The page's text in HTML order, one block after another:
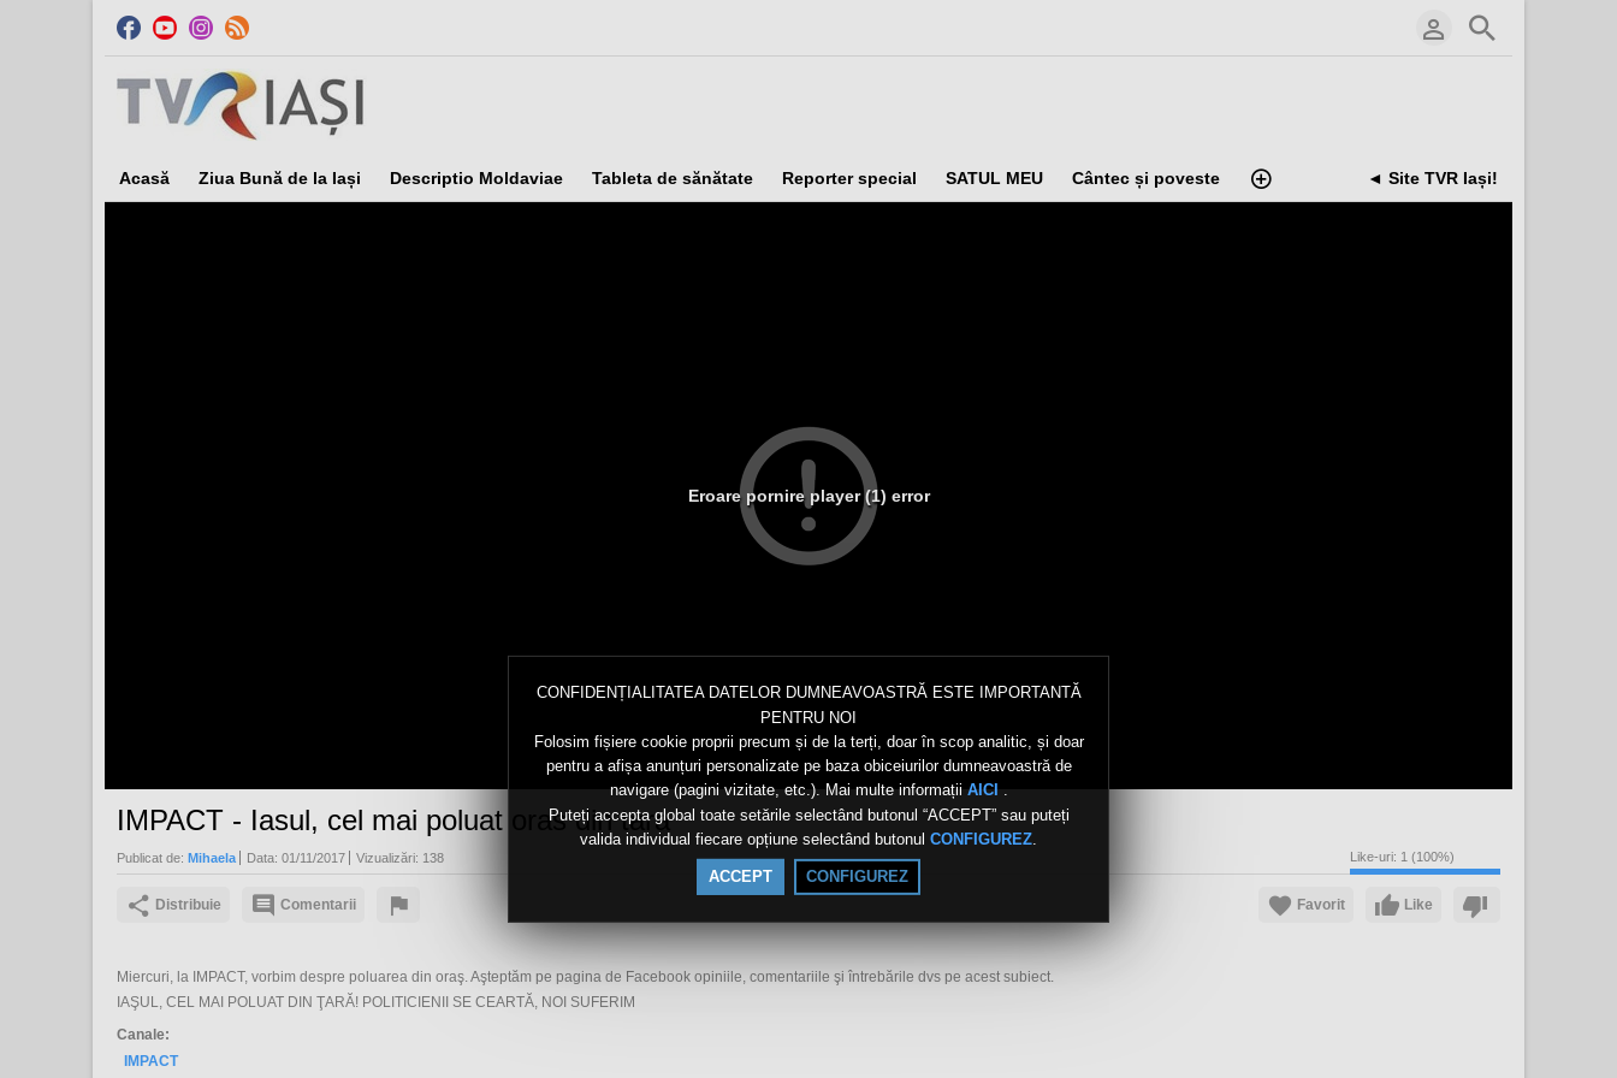
CONFIDENȚIALITATEA DATELOR DUMNEAVOASTRĂ ESTE IMPORTANTĂ
PENTRU NOI
Folosim fișiere cookie proprii precum și de la terți, doar în scop analitic, și doar
pentru a afișa anunțuri personalizate pe baza obiceiurilor dumneavoastră de
navigare (pagini vizitate, etc.). Mai multe informații AICI .
Puteți accepta global toate setările selectând butonul “ACCEPT” sau puteți
valida individual fiecare opțiune selectând butonul CONFIGUREZ
ACCEPT CONFIGUREZ
Acasă Ziua Bună de la Iași Descriptio Moldaviae Tableta de sănătate Reporter special SATUL MEU Cântec și poveste ◄ Site TVR Iași!
Eroare pornire player (1) error
IMPACT - Iasul, cel mai poluat oras din tara
Publicat de: Mihaela Data: 01/11/2017 Vizualizări: 138 Like-uri: 1 (100%)
Distribuie Comentarii Like
Favorit
Miercuri, la IMPACT, vorbim despre poluarea din oraş. Aşteptăm pe pagina de Facebook opiniile, comentariile şi întrebările dvs pe acest subiect.
IAŞUL, CEL MAI POLUAT DIN ŢARĂ! POLITICIENII SE CEARTĂ, NOI SUFERIM
Canale:
IMPACT